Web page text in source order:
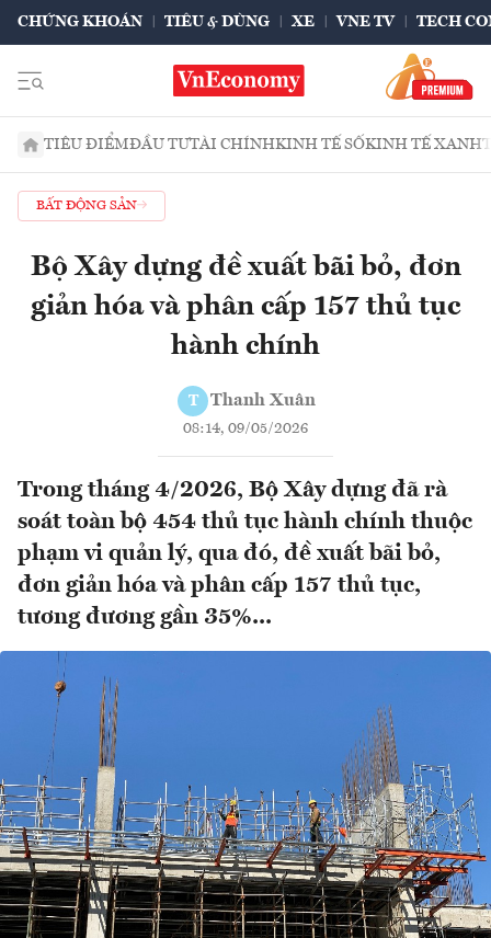
CHỨNG KHOÁN TIÊU & DÙNG XE VNE TV TECH
TIÊU ĐIỂMĐẦU TƯTÀI CHÍNHKINH TẾ SỐKINH TẾ XANH
BẤT ĐỘNG SẢN
Bộ Xây dựng đề xuất bãi bỏ, đơn
giản hóa và phân cấp 157 thủ tục
hành chính
T Thanh Xuân
08:14, 09/05/2026
Trong tháng 4/2026, Bộ Xây dựng đã rà
soát toàn bộ 454 thủ tục hành chính thuộc
phạm vi quản lý, qua đó, đề xuất bãi bỏ,
đơn giản hóa và phân cấp 157 thủ tục,
tương đương gần 35%...